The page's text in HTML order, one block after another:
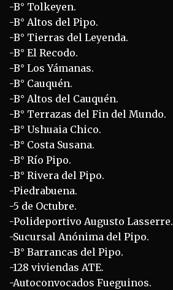
-B° Tolkeyen.
-B° Altos del Pipo.
-B° Tierras del Leyenda.
-B° El Recodo.
-B° Los Yámanas.
-B° Cauquén.
-B° Altos del Cauquén.
-B° Terrazas del Fin del Mundo.
-B° Ushuaia Chico.
-B° Costa Susana.
-B° Río Pipo.
-B° Rivera del Pipo.
-Piedrabuena.
-5 de Octubre.
-Polideportivo Augusto Lasserre.
-Sucursal Anónima del Pipo.
-B° Barrancas del Pipo.
-128 viviendas ATE.
-Autoconvocados Fueguinos.